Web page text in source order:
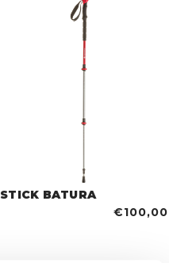
STICK BATURA
€100,00